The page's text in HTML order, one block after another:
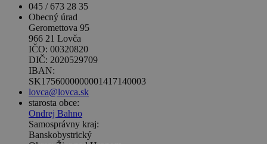
045 / 673 28 35
Obecný úrad
Geromettova 95
966 21 Lovča
IČO: 00320820
DIČ: 2020529709
IBAN:
SK1756000000001417140003
lovca@lovca.sk
starosta obce:
Ondrej Bahno
Samosprávny kraj:
Banskobystrický